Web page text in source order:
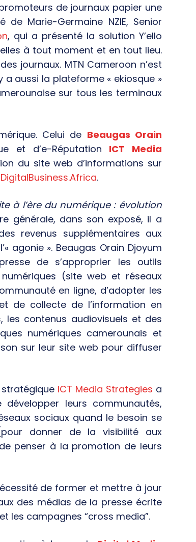
de journaux papier une
Marie-Germaine NZIE, Senior
, qui a présenté la solution Y’ello
à tout moment et en tout lieu.
journaux. MTN Cameroon n’est
aussi la plateforme « ekiosque »
sur tous les terminaux
Celui de Beaugas Orain
et d’e-Réputation ICT Media
du site web d’informations sur
DigitalBusiness.Africa.
à l’ère du numérique : évolution
générale, dans son exposé, il a
revenus supplémentaires aux
agonie ». Beaugas Orain Djoyum
de s’approprier les outils
(site web et réseaux
en ligne, d’adopter les
de collecte de l’information en
les contenus audiovisuels et des
numériques camerounais et
sur leur site web pour diffuser
ICT Media Strategies a
leurs communautés,
sociaux quand le besoin se
donner de la visibilité aux
penser à la promotion de leurs
de former et mettre à jour
des médias de la presse écrite
les campagnes “cross media”.